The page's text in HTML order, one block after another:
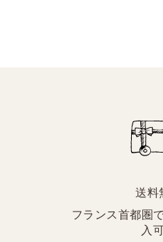
送料
フランス首都圏
入